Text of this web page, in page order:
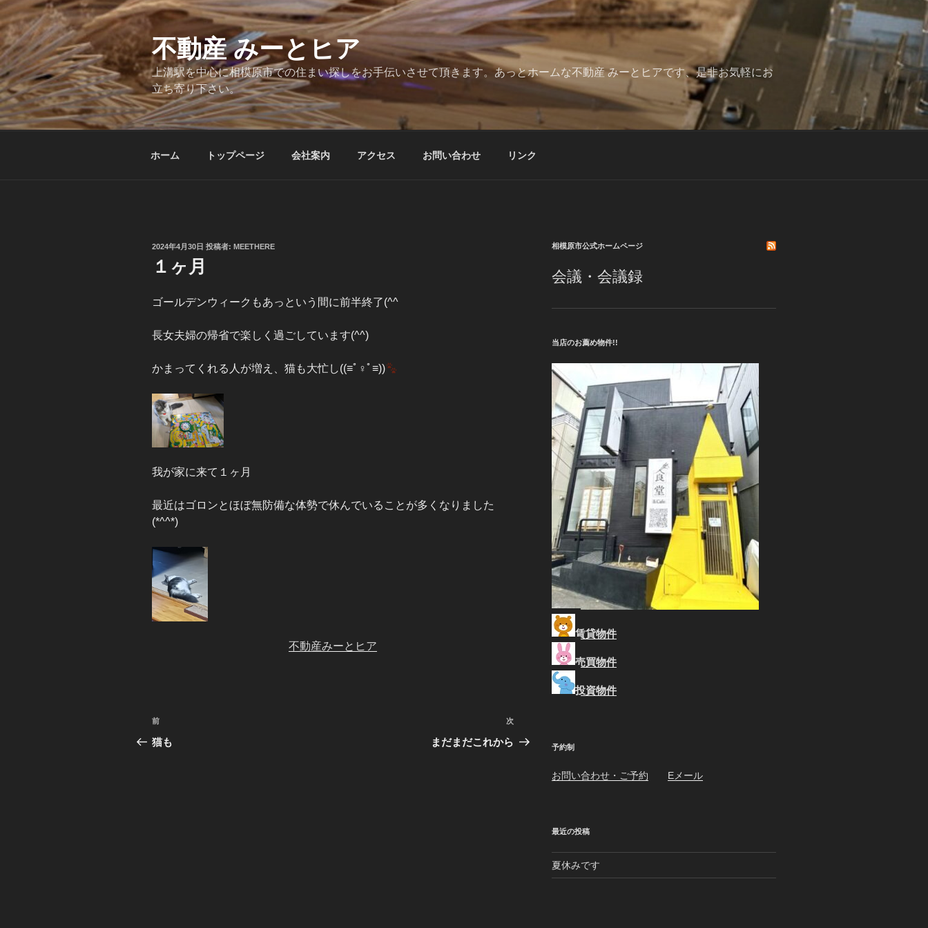
コ
ン
テ
ン
ツ
へ
ス
キ
不動産 みーとヒア
上溝駅を中心に相模原市での住まい探しをお手伝いさせて頂きます。あっとホームな不動産 みーとヒアです、是非お気軽にお
立ち寄り下さい。
ホーム トップページ 会社案内 アクセス お問い合わせ リンク
投
日:
2024年4月30日 投稿者: MEETHERE
１ヶ月
ゴールデンウィークもあっという間に前半終了(^^ゞ
長女夫婦の帰省で楽しく過ごしています(^^)
かまってくれる人が増え、猫も大忙し((≡ﾟ♀ﾟ≡))
我が家に来て１ヶ月
最近はゴロンとほぼ無防備な体勢で休んでいることが多くなりました
(*^^*)
不動産みーとヒア
投
稿
前
の
前
猫も
次
の
次
まだまだこれから
相模原市公式ホームページ
会議・会議録
当店のお薦め物件!!
賃貸物件
売買物件
投資物件
予約制
お問い合わせ・ご予約 Eメール
最近の投稿
夏休みです